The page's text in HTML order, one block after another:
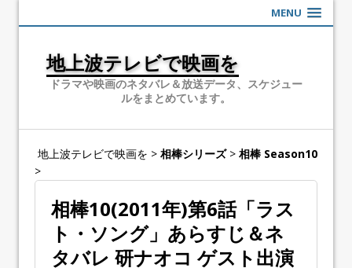
MENU
地上波テレビで映画を
ドラマや映画のネタバレ＆放送データ、スケジュー
ルをまとめています。
地上波テレビで映画を > 相棒シリーズ > 相棒 Season10
>
相棒10(2011年)第6話「ラス
ト・ソング」あらすじ＆ネ
タバレ 研ナオコ ゲスト出演